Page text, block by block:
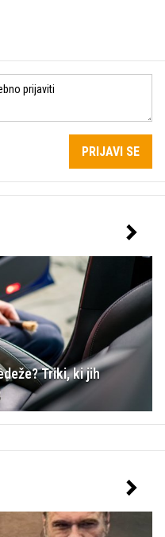
PRIJAVI SE
Triki, ki jih